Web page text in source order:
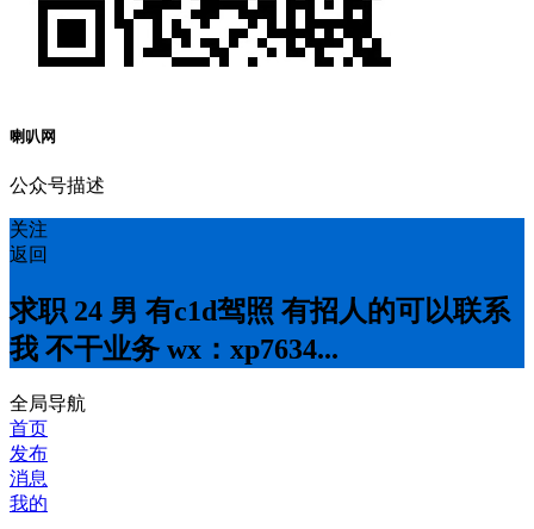
喇叭网
公众号描述
关注
返回
求职 24 男 有c1d驾照 有招人的可以联系
我 不干业务 wx：xp7634...
全局导航
首页
发布
消息
我的